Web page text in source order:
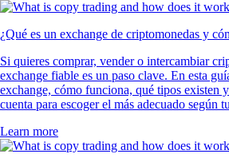
¿Qué es un exchange de criptomonedas y
Si quieres comprar, vender o intercambiar
exchange fiable es un paso clave. En esta
exchange, cómo funciona, qué tipos existen
cuenta para escoger el más adecuado según
Learn more